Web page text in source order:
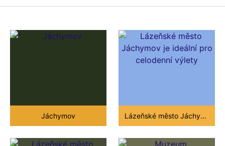
Jáchymov Lázeňské město Jáchymov je ideální pro celodenní výlety